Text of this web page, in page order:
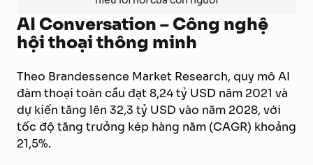
AI Conversation – Công nghệ
hội thoại thông minh
Theo Brandessence Market Research, quy mô AI
đàm thoại toàn cầu đạt 8,24 tỷ USD năm 2021 và
dự kiến tăng lên 32,3 tỷ USD vào năm 2028, với
tốc độ tăng trưởng kép hàng năm (CAGR) khoảng
21,5%.